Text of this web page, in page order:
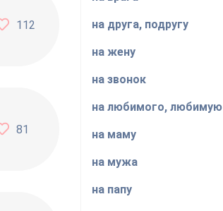
112
81
на друга, подругу
на жену
на звонок
на любимого, любимую
на маму
на мужа
на папу